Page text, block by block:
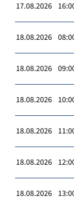
17.08.2026
18.08.2026
18.08.2026
18.08.2026
18.08.2026
18.08.2026
18.08.2026